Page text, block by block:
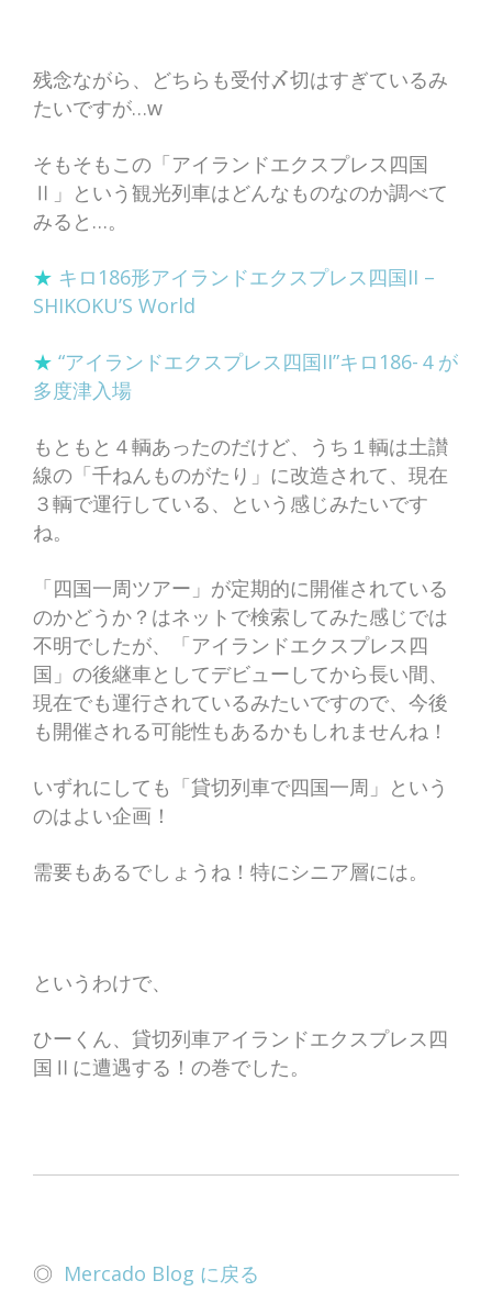
残念ながら、どちらも受付〆切はすぎているみ
たいですが…w
そもそもこの「アイランドエクスプレス四国
Ⅱ」という観光列車はどんなものなのか調べて
みると…。
★ キロ186形アイランドエクスプレス四国II –
SHIKOKU’S World
★ “アイランドエクスプレス四国II”キロ186-４が
多度津入場
もともと４輌あったのだけど、うち１輌は土讃
線の「千ねんものがたり」に改造されて、現在
３輌で運行している、という感じみたいです
ね。
「四国一周ツアー」が定期的に開催されている
のかどうか？はネットで検索してみた感じでは
不明でしたが、「アイランドエクスプレス四
国」の後継車としてデビューしてから長い間、
現在でも運行されているみたいですので、今後
も開催される可能性もあるかもしれませんね！
いずれにしても「貸切列車で四国一周」という
のはよい企画！
需要もあるでしょうね！特にシニア層には。
というわけで、
ひーくん、貸切列車アイランドエクスプレス四
国Ⅱに遭遇する！の巻でした。
◎ Mercado Blog に戻る